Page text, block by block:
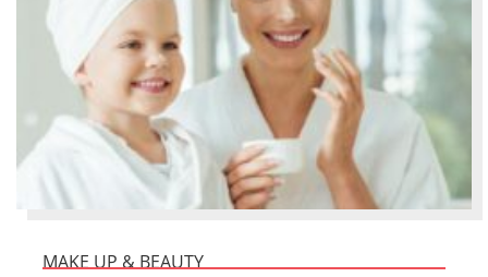
MAKE UP & BEAUTY